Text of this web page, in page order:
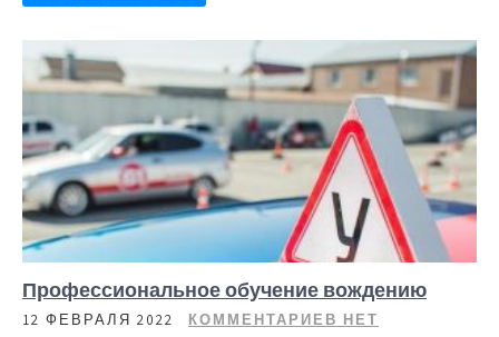
Профессиональное обучение вождению
12 ФЕВРАЛЯ 2022 КОММЕНТАРИЕВ НЕТ